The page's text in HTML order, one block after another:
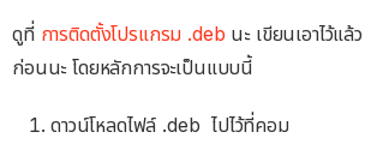
ดูที่ การติดตั้งโปรแกรม .deb นะ เขียนเอาไว้แล้
ก่อนนะ โดยหลักการจะเป็นแบบนี้
ดาวน์โหลดไฟล์ .deb ไปไว้ที่คอม